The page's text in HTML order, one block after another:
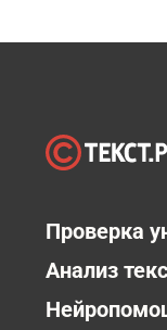
Проверка
Анализ